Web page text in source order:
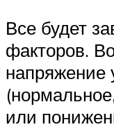
Все будет
факторов.
напряжение
или